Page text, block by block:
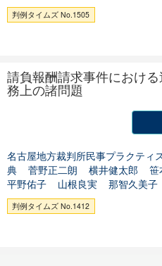
判例タイムズ No.1505
請負報酬請求事件におけ
務上の諸問題
名古屋地方裁判所民事プラクティ
典
菅野正二朗 横井健太郎 笹
平野佑子
山根良実 那智久美子
判例タイムズ No.1412